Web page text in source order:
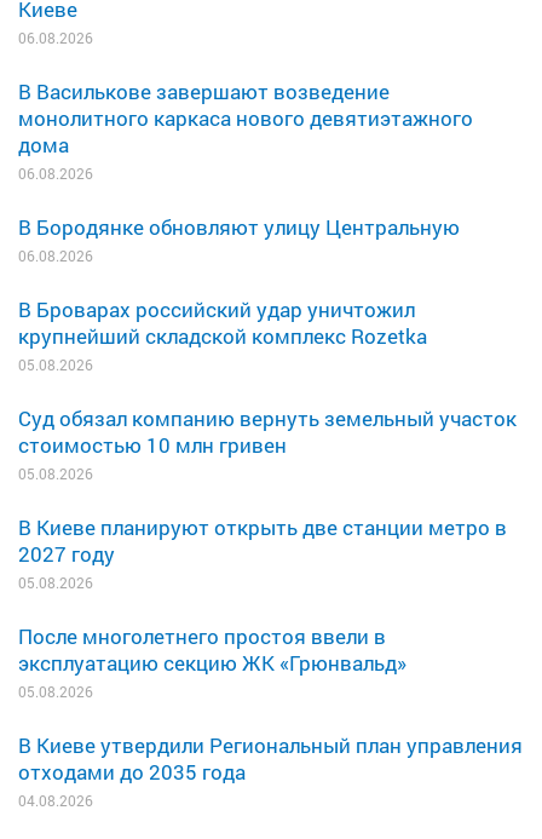
Киеве
06.08.2026
В Василькове завершают возведение
монолитного каркаса нового девятиэтажного
дома
06.08.2026
В Бородянке обновляют улицу Центральную
06.08.2026
В Броварах российский удар уничтожил
крупнейший складской комплекс Rozetka
05.08.2026
Суд обязал компанию вернуть земельный участок
стоимостью 10 млн гривен
05.08.2026
В Киеве планируют открыть две станции метро в
2027 году
05.08.2026
После многолетнего простоя ввели в
эксплуатацию секцию ЖК «Грюнвальд»
05.08.2026
В Киеве утвердили Региональный план управления
отходами до 2035 года
04.08.2026